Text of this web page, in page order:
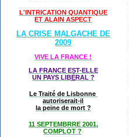
L'INTRICATION QUANTIQUE
ET ALAIN ASPECT
LA CRISE MALGACHE DE
2009
VIVE LA FRANCE !
LA FRANCE EST-ELLE
UN PAYS LIBÉRAL ?
Le Traité de Lisbonne
autoriserait-il
la peine de mort ?
11 SEPTEMBRRE 2001,
COMPLOT ?